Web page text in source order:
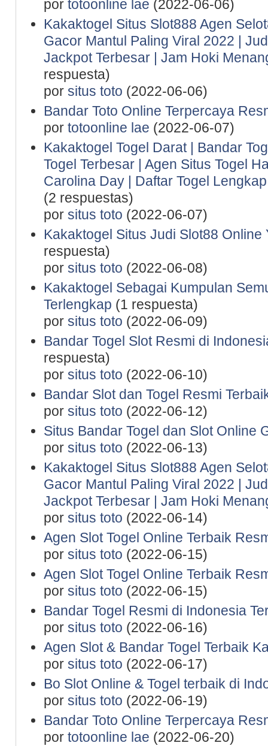
por totoonline lae (2022-06-06)
Kakaktogel Situs Slot888 Agen
Gacor Mantul Paling Viral 2022 |
Jackpot Terbesar | Jam Hoki
respuesta)
por situs toto (2022-06-06)
Bandar Toto Online Terpercaya
por totoonline lae (2022-06-07)
Kakaktogel Togel Darat | Bandar
Togel Terbesar | Agen Situs Togel
Carolina Day | Daftar Togel
(2 respuestas)
por situs toto (2022-06-07)
Kakaktogel Situs Judi Slot88 Online
respuesta)
por situs toto (2022-06-08)
Kakaktogel Sebagai Kumpulan
Terlengkap (1 respuesta)
por situs toto (2022-06-09)
Bandar Togel Slot Resmi di
respuesta)
por situs toto (2022-06-10)
Bandar Slot dan Togel Resmi
por situs toto (2022-06-12)
Situs Bandar Togel dan Slot Online
por situs toto (2022-06-13)
Kakaktogel Situs Slot888 Agen
Gacor Mantul Paling Viral 2022 |
Jackpot Terbesar | Jam Hoki
por situs toto (2022-06-14)
Agen Slot Togel Online Terbaik
por situs toto (2022-06-15)
Agen Slot Togel Online Terbaik
por situs toto (2022-06-15)
Bandar Togel Resmi di Indonesia
por situs toto (2022-06-16)
Agen Slot & Bandar Togel Terbaik
por situs toto (2022-06-17)
Bo Slot Online & Togel terbaik di
por situs toto (2022-06-19)
Bandar Toto Online Terpercaya
por totoonline lae (2022-06-20)